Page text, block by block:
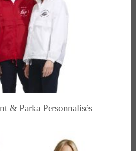
& Parka Personnalisés